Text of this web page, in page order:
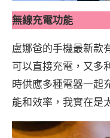
無線充電功能
盧娜爸的手機最新款
可以直接充電，又多
時供應多種電器一起
能和效率，我實在是